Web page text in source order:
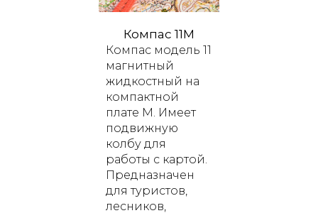
Компас 11М
Компас модель 11
магнитный
жидкостный на
компактной
плате M. Имеет
подвижную
колбу для
работы с картой.
Предназначен
для туристов,
лесников,